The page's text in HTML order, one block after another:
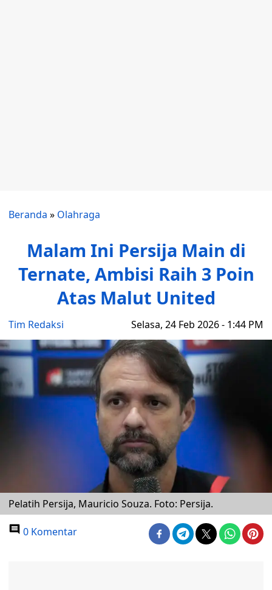
Beranda » Olahraga
Malam Ini Persija Main di
Ternate, Ambisi Raih 3 Poin
Atas Malut United
Tim Redaksi Selasa, 24 Feb 2026 - 1:44 PM
Pelatih Persija, Mauricio Souza. Foto: Persija.
0 Komentar